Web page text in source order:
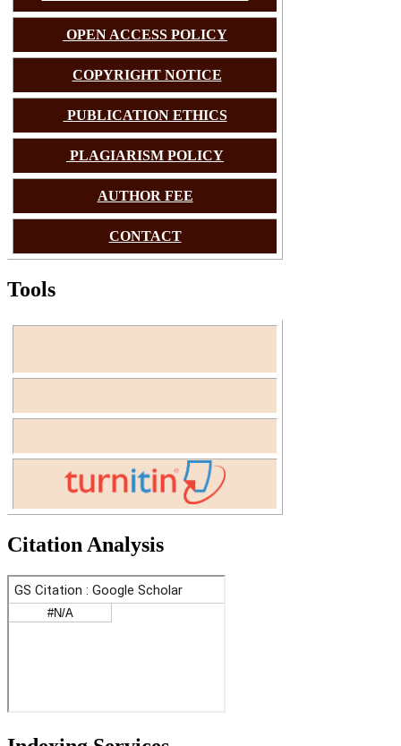
OPEN ACCESS POLICY
COPYRIGHT NOTICE
PUBLICATION ETHICS
PLAGIARISM POLICY
AUTHOR FEE
CONTACT
Tools
Citation Analysis